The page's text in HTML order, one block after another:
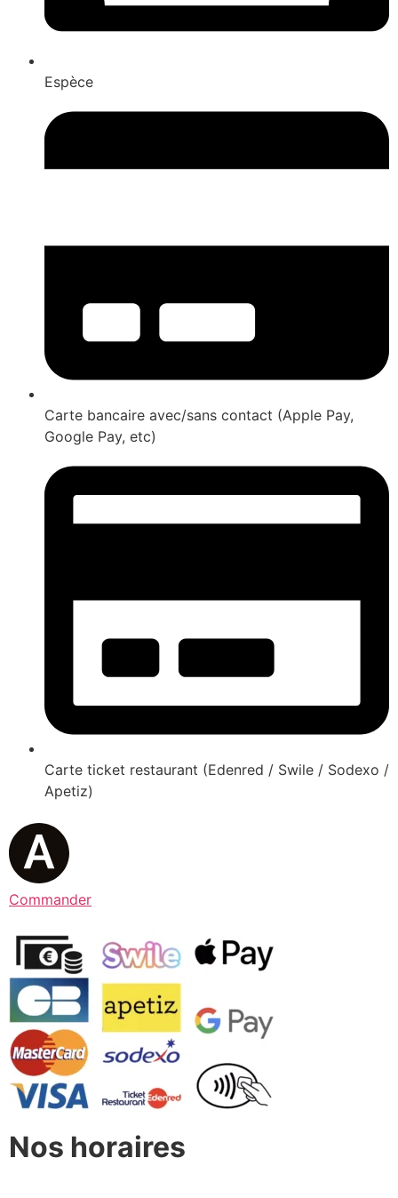
Espèce
Carte bancaire avec/sans contact (Apple Pay,
Google Pay, etc)
Carte ticket restaurant (Edenred / Swile / Sodexo /
Apetiz)
Commander
Nos horaires